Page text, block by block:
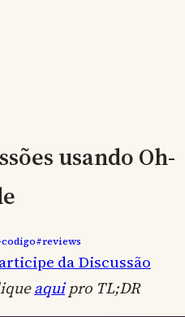
usando Oh-
codigo#reviews
da Discussão
aquipro TL;DR